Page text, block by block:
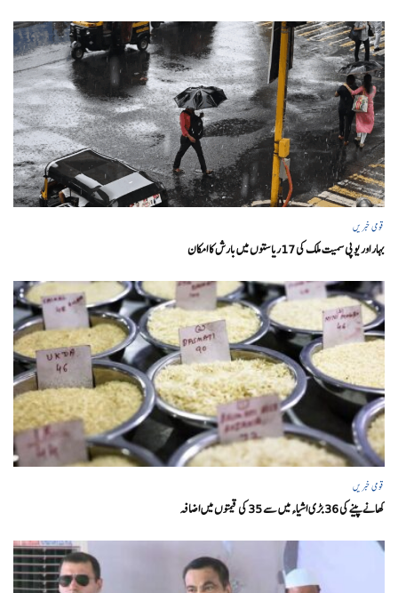
قومی خبریں
بہار اور یو پی سمیت ملک کی 17ریاستوں میں بارش کا امکان
قومی خبریں
کھانے پینے کی 36 بڑی اشیاء میں سے 35 کی قیمتوں میں اضافہ